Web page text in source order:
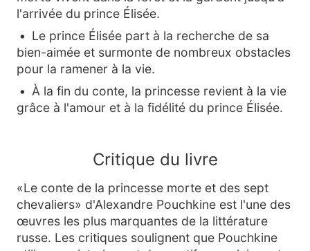
l'arrivée du prince Élisée.
Le prince Élisée part à la recherche de sa
bien-aimée et surmonte de nombreux obstacles
pour la ramener à la vie.
À la fin du conte, la princesse revient à la vie
grâce à l'amour et à la fidélité du prince Élisée.
Critique du livre
«Le conte de la princesse morte et des sept
chevaliers» d'Alexandre Pouchkine est l'une des
œuvres les plus marquantes de la littérature
russe. Les critiques soulignent que Pouchkine